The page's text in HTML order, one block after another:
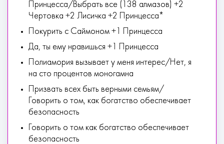
Принцесса/Выбрать все (138 алмазов) +2
Чертовка +2 Лисичка +2 Принцесса*
Покурить с Саймоном +1 Принцесса
Да, ты ему нравишься +1 Принцесса
Полиамория вызывает у меня интерес/Нет, я
на сто процентов моногамна
Призвать всех быть верными семьям/
Говорить о том, как богатство обеспечивает
безопасность
Говорить о том как богатство обеспечивает
безопасность